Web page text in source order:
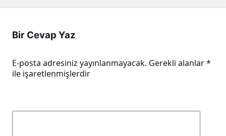
Bir Cevap Yaz
E-posta adresiniz yayınlanmayacak. Gerekli alanlar*
ile işaretlenmişlerdir